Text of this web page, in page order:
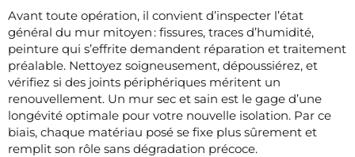
Avant toute opération, il convient d’inspecter l’état
général du mur mitoyen : fissures, traces d’humidité,
peinture qui s’effrite demandent réparation et traitement
préalable. Nettoyez soigneusement, dépoussiérez, et
vérifiez si des joints périphériques méritent un
renouvellement. Un mur sec et sain est le gage d’une
longévité optimale pour votre nouvelle isolation. Par ce
biais, chaque matériau posé se fixe plus sûrement et
remplit son rôle sans dégradation précoce.